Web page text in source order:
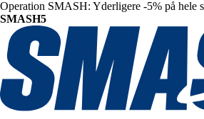
Operation SMASH: Yderligere -5% på hele
SMASH5